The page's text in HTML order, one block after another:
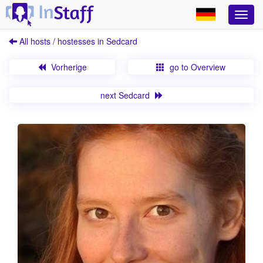
All hosts / hostesses in Sedcard
Vorherige go to Overview
next Sedcard